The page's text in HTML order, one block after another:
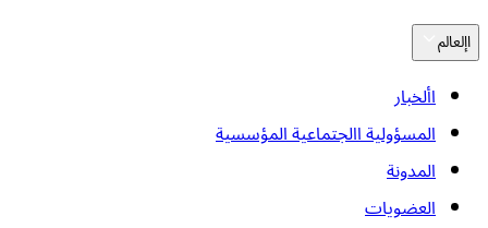
اإلعالم
األخبار
المسؤولية االجتماعية المؤسسية
المدونة
العضويات